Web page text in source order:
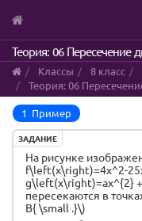
Skip
to
main
content
Теория: 06 Пересечение
Классы 8 класс
Теория: 06
1 Пример
ЗАДАНИЕ
На рисунке
f\left(x\right)=4x^2-
g\left(x\right)=ax^{2}
пересекаются в
B{ \small .}\)